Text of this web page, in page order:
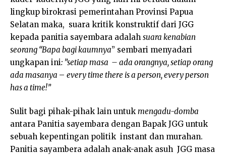
lingkup birokrasi pemerintahan Provinsi Papua
Selatan maka, suara kritik konstruktif dari JGG
kepada panitia sayembara adalah suara kenabian
seorang “Bapa bagi kaumnya” sembari menyadari
ungkapan ini: ”setiap masa – ada orangnya, setiap orang
ada masanya – every time there is a person, every person
has a time!”
Sulit bagi pihak-pihak lain untuk mengadu-domba
antara Panitia sayembara dengan Bapak JGG untuk
sebuah kepentingan politik instant dan murahan.
Panitia sayambera adalah anak-anak asuh JGG masa